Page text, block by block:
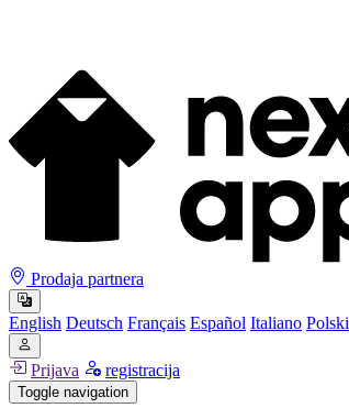
Prodaja partnera
English Deutsch Français Español Italiano Polski
Prijava registracija
Toggle navigation